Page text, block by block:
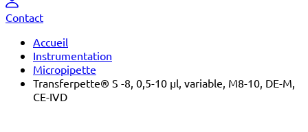
Contact
Accueil
Instrumentation
Micropipette
Transferpette® S -8, 0,5-10 µl, variable, M8-10, DE-M,
CE-IVD